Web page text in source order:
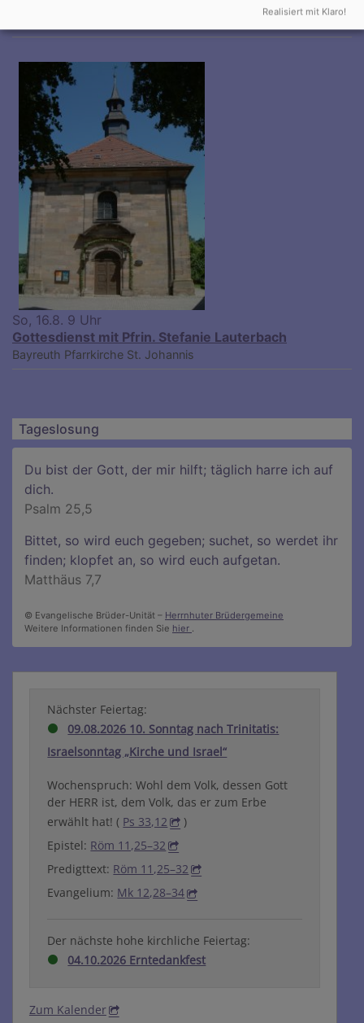
So, 16.8. 9 Uhr
Gottesdienst mit Pfrin. Stefanie Lauterbach
Bayreuth Pfarrkirche St. Johannis
Tageslosung
Du bist der Gott, der mir hilft; täglich harre ich auf
dich.
Psalm 25,5
Bittet, so wird euch gegeben; suchet, so werdet ihr
finden; klopfet an, so wird euch aufgetan.
Matthäus 7,7
© Evangelische Brüder-Unität – Herrnhuter Brüdergemeine
Weitere Informationen finden Sie hier
Nächster Feiertag:
09.08.2026 10. Sonntag nach Trinitatis:
Israelsonntag „Kirche und Israel“
Wochenspruch: Wohl dem Volk, dessen Gott
der HERR ist, dem Volk, das er zum Erbe
erwählt hat! ( Ps 33,12
)
Epistel: Röm 11,25–32
Predigttext: Röm 11,25–32
Evangelium: Mk 12,28–34
Der nächste hohe kirchliche Feiertag:
04.10.2026 Erntedankfest
Zum Kalender
Realisiert mit Klaro!